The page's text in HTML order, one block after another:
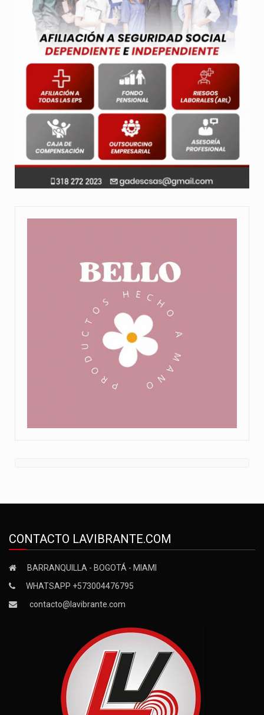
CONTACTO LAVIBRANTE.COM
BARRANQUILLA - BOGOTÁ - MIAMI
WHATSAPP +573004476795
contacto@lavibrante.com